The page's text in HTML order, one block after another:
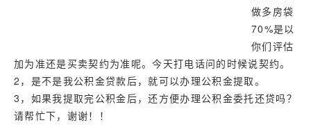
做多房袋
70%是以
你们评估
加为准还是买卖契约为准呢。今天打电话问的时候说契约。
2，是不是我公积金贷款后，就可以办理公积金提取。
3，如果我提取完公积金后，还方便办理公积金委托还贷吗？
请帮忙下，谢谢！！